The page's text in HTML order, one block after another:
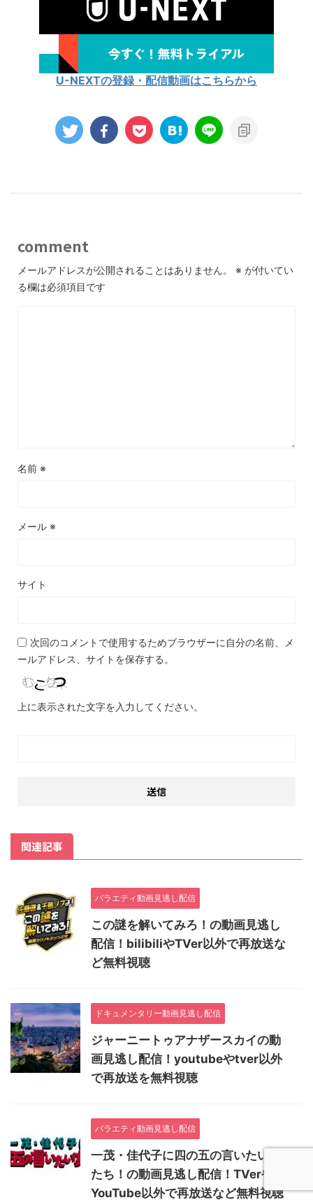
U-NEXTの登録・配信動画はこちらから
comment
メールアドレスが公開されることはありません。 ※ が付いてい
る欄は必須項目です
名前 ※
メール ※
サイト
次回のコメントで使用するためブラウザーに自分の名前、メ
ールアドレス、サイトを保存する。
上に表示された文字を入力してください。
関連記事
バラエティ動画見逃し配信
この謎を解いてみろ！の動画見逃し
配信！bilibiliやTVer以外で再放送な
ど無料視聴
ドキュメンタリー動画見逃し配信
ジャーニートゥアナザースカイの動
画見逃し配信！youtubeやtver以外
で再放送を無料視聴
バラエティ動画見逃し配信
一茂・佳代子に四の五の言いたい女
たち！の動画見逃し配信！TVerや
YouTube以外で再放送など無料視聴